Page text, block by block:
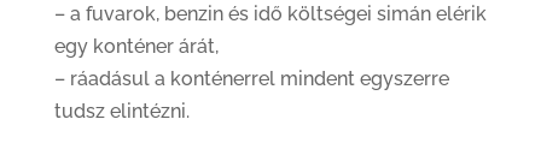
– a fuvarok, benzin és idő költségei simán elérik
egy konténer árát,
– ráadásul a konténerrel mindent egyszerre
tudsz elintézni.